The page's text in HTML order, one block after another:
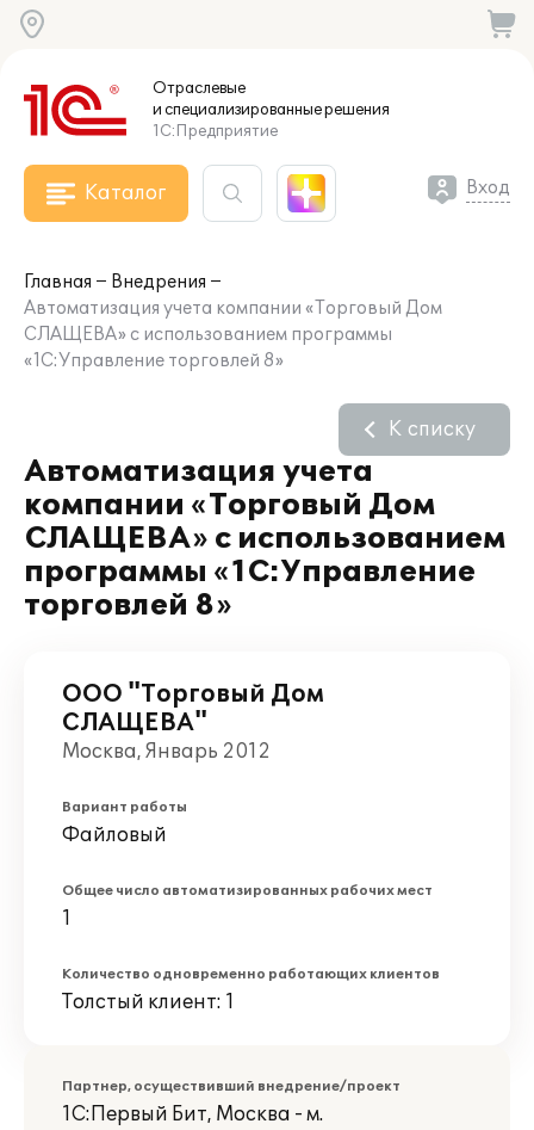
Отраслевые
и специализированныерешения
1С:Предприятие
Каталог Вход
Главная
Внедрения
Автоматизация учета компании «Торговый Дом
СЛАЩЕВА» с использованием программы
«1С:Управление торговлей 8»
Автоматизация учета
компании «Торговый Дом
СЛАЩЕВА» с использованием
программы «1С:Управление
торговлей 8»
К списку
ООО "Торговый Дом
СЛАЩЕВА"
Москва, Январь 2012
Вариант работы
Файловый
Общее число автоматизированных рабочих мест
1
Количество одновременно работающих клиентов
Толстый клиент: 1
Партнер, осуществивший внедрение/проект
1С:Первый Бит, Москва - м.